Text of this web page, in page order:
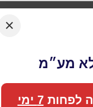
מע״מ
7 ימי